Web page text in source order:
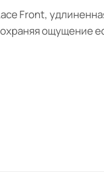
Front,
ощущение